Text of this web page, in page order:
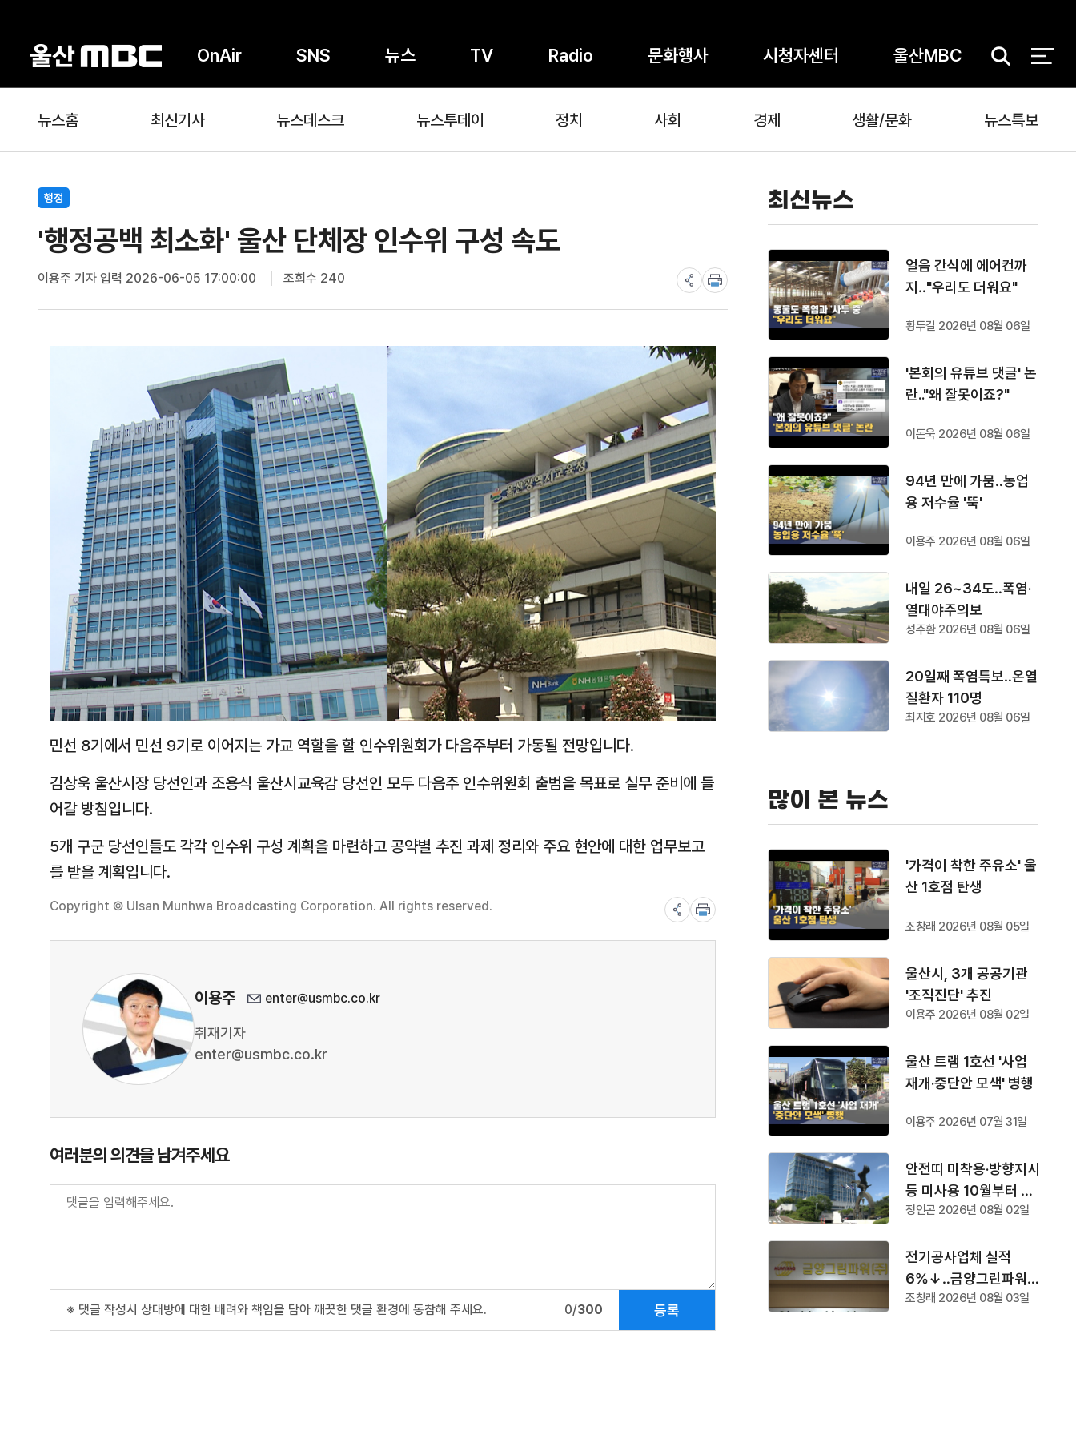
OnAir SNS 뉴스 TV Radio 문화행사 시청자센터 울산MBC
검
뉴스홈 최신기사 뉴스데스크 뉴스투데이 정치 사회 경제 생활/문화 뉴스특보
행정
'행정공백 최소화' 울산 단체장 인수위 구성 속도
이용주 기자입력 2026-06-05 17:00:00 조회수 240
민선 8기에서 민선 9기로 이어지는 가교 역할을 할 인수위원회가 다음주부터 가동될 전망입니다.
김상욱 울산시장 당선인과 조용식 울산시교육감 당선인 모두 다음주 인수위원회 출범을 목표로 실무 준비에 들
어갈 방침입니다.
5개 구군 당선인들도 각각 인수위 구성 계획을 마련하고 공약별 추진 과제 정리와 주요 현안에 대한 업무보고
를 받을 계획입니다.
Copyright © Ulsan Munhwa Broadcasting Corporation. All rights reserved.
이용주 enter@usmbc.co.kr
취재기자
enter@usmbc.co.kr
여러분의 의견을 남겨주세요
※ 댓글 작성시 상대방에 대한 배려와 책임을 담아 깨끗한 댓글 환경에 동참해 주세요. 0/300 등록
최신뉴스
얼음 간식에 에어컨까
지‥"우리도 더워요"
황두길 2026년 08월 06일
'본회의 유튜브 댓글' 논
란.."왜 잘못이죠?"
이돈욱 2026년 08월 06일
94년 만에 가뭄‥농업
용 저수율 '뚝'
이용주 2026년 08월 06일
내일 26~34도‥폭염·
열대야주의보
성주환 2026년 08월 06일
20일째 폭염특보‥온열
질환자 110명
최지호 2026년 08월 06일
많이 본 뉴스
'가격이 착한 주유소' 울
산 1호점 탄생
조창래 2026년 08월 05일
울산시, 3개 공공기관
'조직진단' 추진
이용주 2026년 08월 02일
울산 트램 1호선 '사업
재개·중단안 모색' 병행
이용주 2026년 07월 31일
안전띠 미착용·방향지시
등 미사용 10월부터 단
속
정인곤 2026년 08월 02일
전기공사업체 실적
6%↓‥금양그린파워
'수주 1위'
조창래 2026년 08월 03일